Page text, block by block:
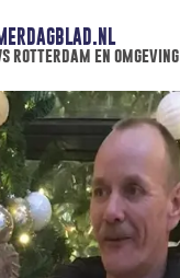
rotterdam en omgeving